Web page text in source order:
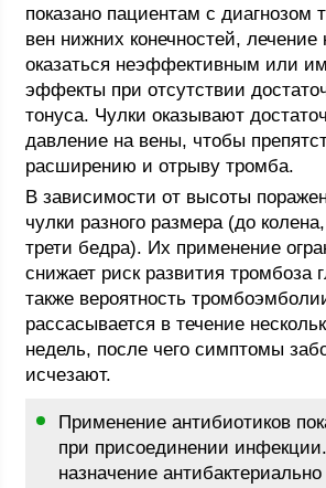
показано пациентам с диагнозом
вен нижних конечностей, лечение
оказаться неэффективным или
эффекты при отсутствии
тонуса. Чулки оказывают
давление на вены, чтобы
расширению и отрыву тромба.
В зависимости от высоты
чулки разного размера (до
трети бедра). Их применение
снижает риск развития тромбоза
также вероятность
рассасывается в течение
недель, после чего симптомы
исчезают.
Применение антибиотиков
при присоединении
назначение